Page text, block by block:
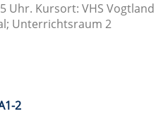
Uhr. Kursort: VHS Vogtland
Unterrichtsraum 2
2